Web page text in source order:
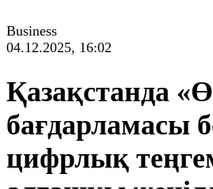
Business
04.12.2025, 16:02
Қазақстанда
бағдарламасы
цифрлық